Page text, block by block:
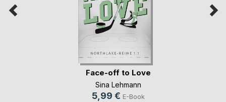
Face-off to Love
Sina Lehmann
5,99 € E-Book